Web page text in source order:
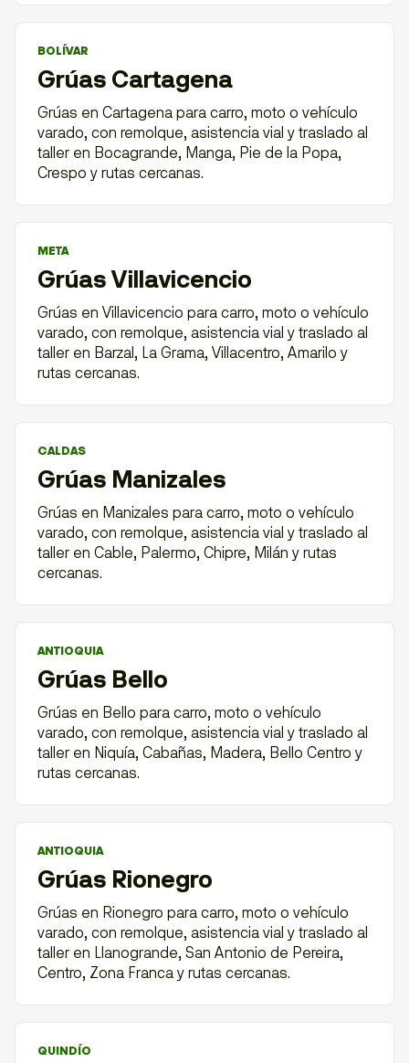
BOLÍVAR
Grúas Cartagena
Grúas en Cartagena para carro, moto o vehículo
varado, con remolque, asistencia vial y traslado al
taller en Bocagrande, Manga, Pie de la Popa,
Crespo y rutas cercanas.
META
Grúas Villavicencio
Grúas en Villavicencio para carro, moto o vehículo
varado, con remolque, asistencia vial y traslado al
taller en Barzal, La Grama, Villacentro, Amarilo y
rutas cercanas.
CALDAS
Grúas Manizales
Grúas en Manizales para carro, moto o vehículo
varado, con remolque, asistencia vial y traslado al
taller en Cable, Palermo, Chipre, Milán y rutas
cercanas.
ANTIOQUIA
Grúas Bello
Grúas en Bello para carro, moto o vehículo
varado, con remolque, asistencia vial y traslado al
taller en Niquía, Cabañas, Madera, Bello Centro y
rutas cercanas.
ANTIOQUIA
Grúas Rionegro
Grúas en Rionegro para carro, moto o vehículo
varado, con remolque, asistencia vial y traslado al
taller en Llanogrande, San Antonio de Pereira,
Centro, Zona Franca y rutas cercanas.
QUINDÍO